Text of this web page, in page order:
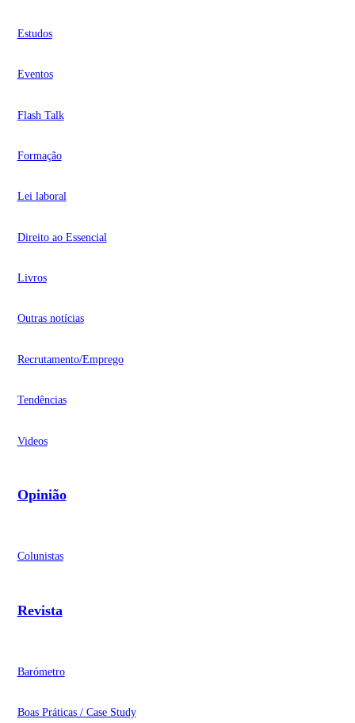
Estudos
Eventos
Flash Talk
Formação
Lei laboral
Direito ao Essencial
Livros
Outras notícias
Recrutamento/Emprego
Tendências
Videos
Opinião
Colunistas
Revista
Barómetro
Boas Práticas / Case Study